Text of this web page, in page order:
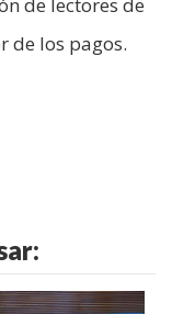
de lectores de
de los pagos.